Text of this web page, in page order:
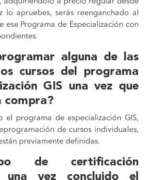
lo apruebes, serás reenganchado al
ese Programa de Especialización con
alguna de las
cursos del programa
GIS una vez que
compra?
el programa de especialización GIS,
de cursos individuales,
previamente definidas.
de certificación
una vez concluido el